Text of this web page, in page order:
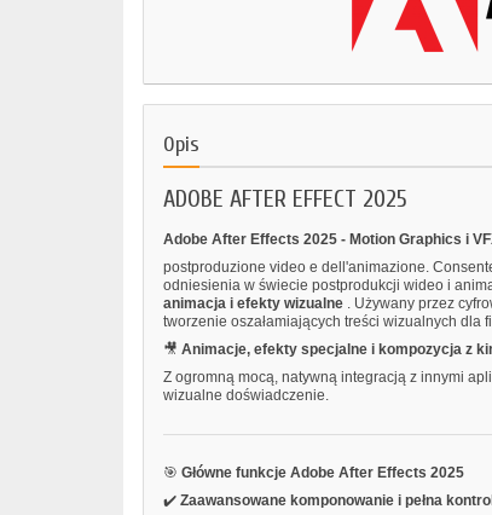
Opis
ADOBE AFTER EFFECT 2025
Adobe After Effects 2025 - Motion Graphics i
postproduzione video e dell'animazione.
odniesienia w świecie postprodukcji wideo i
animacja i efekty wizualne . Używany przez
tworzenie oszałamiających treści wizualnych dla
🎥 Animacje, efekty specjalne i kompozycja z
Z ogromną mocą, natywną integracją z innymi
wizualne doświadczenie.
🎯 Główne funkcje Adobe After Effects 2025
✔️ Zaawansowane komponowanie i pełna